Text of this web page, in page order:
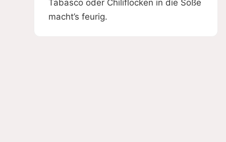
Tabasco oder Chiliflocken in die Soße
macht’s feurig.